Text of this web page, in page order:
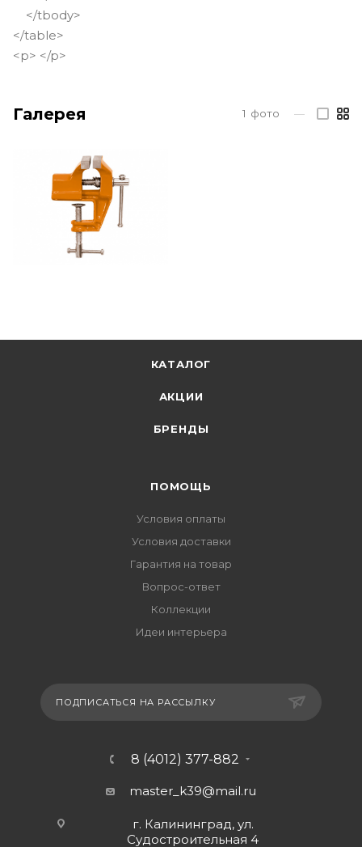
</tbody>
</table>
<p> </p>
Галерея 1 фото —
КАТАЛОГ
АКЦИИ
БРЕНДЫ
ПОМОЩЬ
Условия оплаты
Условия доставки
Гарантия на товар
Вопрос-ответ
Коллекции
Идеи интерьера
ПОДПИСАТЬСЯ НА РАССЫЛКУ
8 (4012) 377-882
master_k39@mail.ru
г. Калининград, ул.
Судостроительная 4